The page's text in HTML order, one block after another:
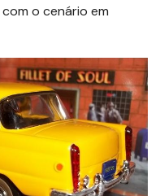
o cenário em